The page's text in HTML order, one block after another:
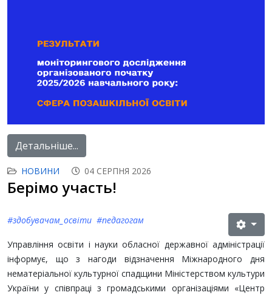
Детальніше...
НОВИНИ 04 СЕРПНЯ 2026
Берімо участь!
#здобувачам_освіти #педагогам
Управління освіти і науки обласної державної адміністрації
інформує, що з нагоди відзначення Міжнародного дня
нематеріальної культурної спадщини Міністерством культури
України у співпраці з громадськими організаціями «Центр